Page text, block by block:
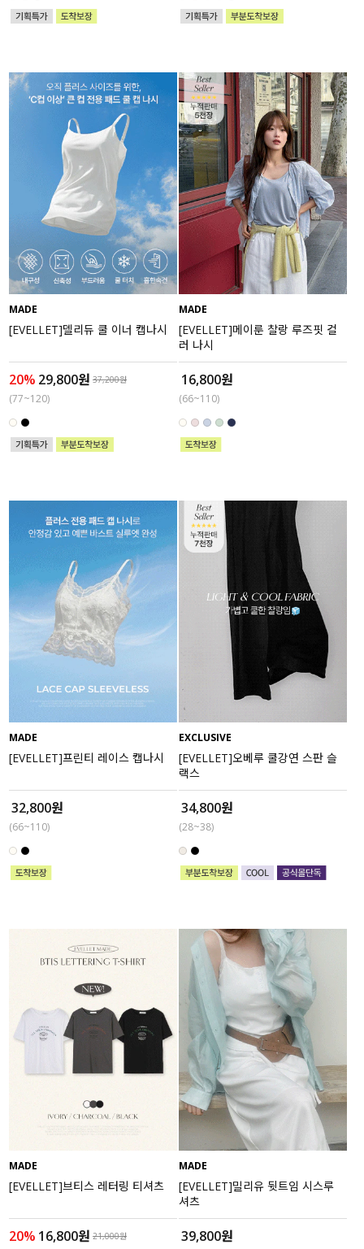
FIT ZOOM
MADE
[EVELLET]델리듀 쿨 이너 캡나시
20% 29,800원 37,200원
(77~120)
MADE
[EVELLET]메이룬 찰랑 루즈핏 컬
러 나시
16,800원
(66~110)
MADE
[EVELLET]프린티 레이스 캡나시
32,800원
(66~110)
EXCLUSIVE
[EVELLET]오베루 쿨강연 스판 슬
랙스
34,800원
(28~38)
MADE
[EVELLET]브티스 레터링 티셔츠
20% 16,800원 21,000원
MADE
[EVELLET]밀리유 뒷트임 시스루
셔츠
39,800원